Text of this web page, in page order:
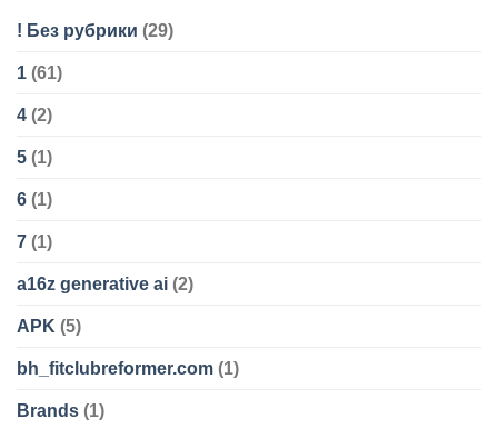
! Без рубрики (29)
1 (61)
4 (2)
5 (1)
6 (1)
7 (1)
a16z generative ai (2)
APK (5)
bh_fitclubreformer.com (1)
Brands (1)